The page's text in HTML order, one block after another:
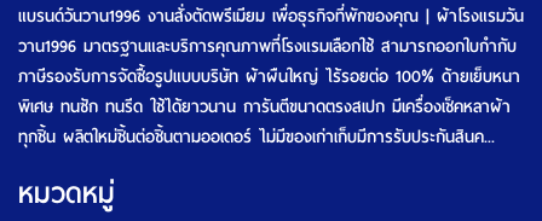
แบรนด์วันวาน1996 งานสั่งตัดพรีเมียม เพื่อธุรกิจที่พักของคุณ | ผ้าโรงแรมวัน
วาน1996 มาตรฐานและบริการคุณภาพที่โรงแรมเลือกใช้ สามารถออกใบกำกับ
ภาษีรองรับการจัดซื้อรูปแบบบริษัท ผ้าผืนใหญ่ ไร้รอยต่อ 100% ด้ายเย็บหนา
พิเศษ ทนซัก ทนรีด ใช้ได้ยาวนาน การันตีขนาดตรงสเปก มีเครื่องเช็คหลาผ้า
ทุกชิ้น ผลิตใหม่ชิ้นต่อชิ้นตามออเดอร์ ไม่มีของเก่าเก็บมีการรับประกันสินค...
หมวดหมู่